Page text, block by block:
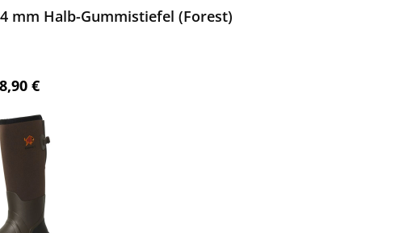
mm Halb-Gummistiefel (Forest)
Preis:
€